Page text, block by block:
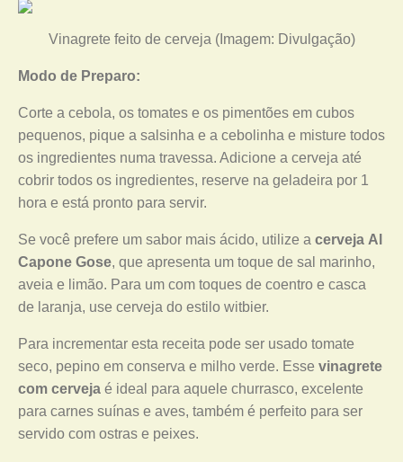
Vinagrete feito de cerveja (Imagem: Divulgação)
Modo de Preparo:
Corte a cebola, os tomates e os pimentões em cubos
pequenos, pique a salsinha e a cebolinha e misture todos
os ingredientes numa travessa. Adicione a cerveja até
cobrir todos os ingredientes, reserve na geladeira por 1
hora e está pronto para servir.
Se você prefere um sabor mais ácido, utilize a cerveja Al
Capone Gose, que apresenta um toque de sal marinho,
aveia e limão. Para um com toques de coentro e casca
de laranja, use cerveja do estilo witbier.
Para incrementar esta receita pode ser usado tomate
seco, pepino em conserva e milho verde. Esse vinagrete
com cerveja é ideal para aquele churrasco, excelente
para carnes suínas e aves, também é perfeito para ser
servido com ostras e peixes.